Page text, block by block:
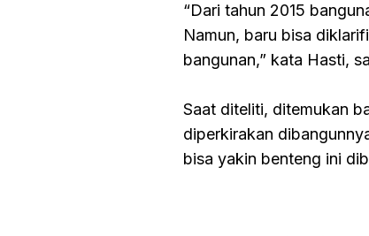
“Dari tahun 2015
Namun, baru bisa
bangunan,” kata Hasti,
Saat diteliti, ditemukan
diperkirakan
bisa yakin benteng ini